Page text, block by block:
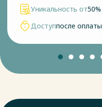
Уникальность от50%
Доступпосле оплаты